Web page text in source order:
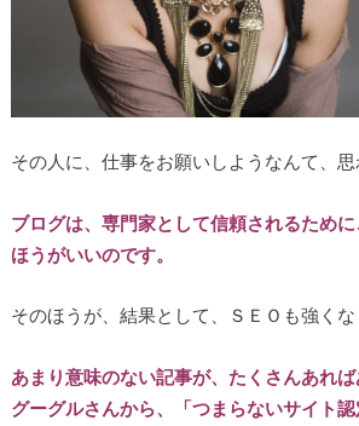
その人に、仕事をお願いしようなんて、
ブログは、専門家として信頼されるため
ほうがいいのです。
そのほうが、結果として、ＳＥＯも強くな
あまり意味のない記事が、たくさんあれば
グーグルさんから、「つまらないサイト